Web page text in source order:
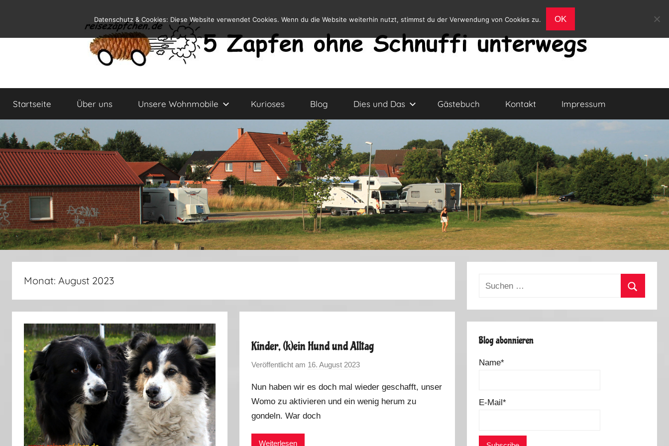
springen
Reiseblog
und
Leben
Wohnmobil
Startseite Über uns Unsere Wohnmobile Kurioses Blog Dies und Das Gästebuch Kontakt Impressum
Monat: August 2023
Kinder, (k)ein Hund und Alltag
Veröffentlicht am 16. August 2023
n
M
Nun haben wir es doch mal wieder geschafft, unser
Womo zu aktivieren und ein wenig herum zu
gondeln. War doch
Weiterlesen
Suchen
Blog abonnieren
Name*
E-Mail*
Datenschutz & Cookies: Diese Website verwendet Cookies. Wenn du die Website weiterhin nutzt, stimmst du der Verwendung von Cookies zu. OK